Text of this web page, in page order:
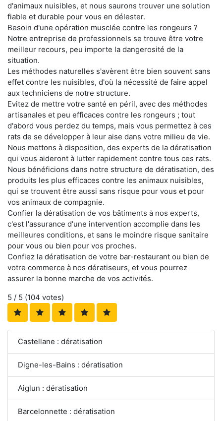
d'animaux nuisibles, et nous saurons trouver une solution
fiable et durable pour vous en délester.
Besoin d'une opération musclée contre les rongeurs ?
Notre entreprise de professionnels se trouve être votre
meilleur recours, peu importe la dangerosité de la
situation.
Les méthodes naturelles s'avèrent être bien souvent sans
effet contre les nuisibles, d'où la nécessité de faire appel
aux techniciens de notre structure.
Evitez de mettre votre santé en péril, avec des méthodes
artisanales et peu efficaces contre les rongeurs ; tout
d'abord vous perdez du temps, mais vous permettez à ces
rats de se développer à leur aise dans votre milieu de vie.
Nous mettons à disposition, des experts de la dératisation
qui vous aideront à lutter rapidement contre tous ces rats.
Nous bénéficions dans notre structure de dératisation, des
produits les plus efficaces contre les animaux nuisibles,
qui se trouvent être aussi sans risque pour vous et pour
vos animaux de compagnie.
Confier la dératisation de vos bâtiments à nos experts,
c'est l'assurance d'une intervention accomplie dans les
meilleures conditions, et sans le moindre risque sanitaire
pour vous ou bien pour vos proches.
Confiez la dératisation de votre bar-restaurant ou bien de
votre commerce à nos dératiseurs, et vous pourrez
assurer la bonne marche de vos activités.
5 / 5 (104 votes)
Castellane : dératisation
Digne-les-Bains : dératisation
Aiglun : dératisation
Barcelonnette : dératisation